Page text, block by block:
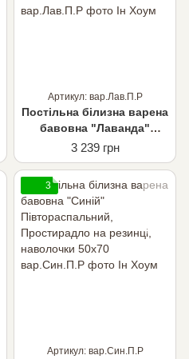
Артикул: вар.Лав.П.Р
Постільна білизна варена
бавовна "Лаванда"
Півтораспальний,
Простирадло на резинці,
наволочки 50х70
3 239 грн
3
Артикул: вар.Син.П.Р